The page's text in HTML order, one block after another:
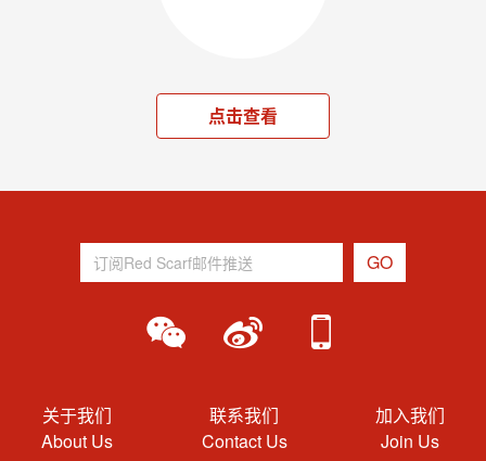
点击查看
关于我们
About Us
联系我们
Contact Us
加入我们
Join Us